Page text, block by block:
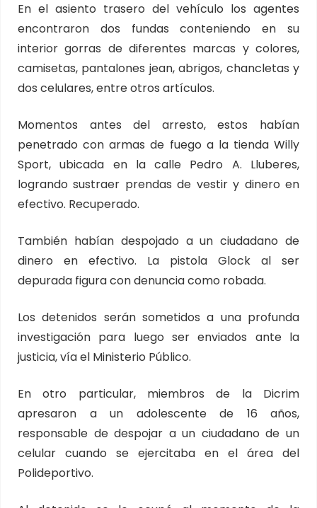
En el asiento trasero del vehículo los agentes
encontraron dos fundas conteniendo en su
interior gorras de diferentes marcas y colores,
camisetas, pantalones jean, abrigos, chancletas y
dos celulares, entre otros artículos.
Momentos antes del arresto, estos habían
penetrado con armas de fuego a la tienda Willy
Sport, ubicada en la calle Pedro A. Lluberes,
logrando sustraer prendas de vestir y dinero en
efectivo. Recuperado.
También habían despojado a un ciudadano de
dinero en efectivo. La pistola Glock al ser
depurada figura con denuncia como robada.
Los detenidos serán sometidos a una profunda
investigación para luego ser enviados ante la
justicia, vía el Ministerio Público.
En otro particular, miembros de la Dicrim
apresaron a un adolescente de 16 años,
responsable de despojar a un ciudadano de un
celular cuando se ejercitaba en el área del
Polideportivo.